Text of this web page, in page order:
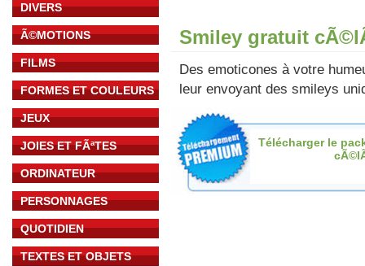
DIVERS
Ã©MOTIONS
FILMS
FORMES ET COULEURS
JEUX
JOIES ET FÃªTES
ORDINATEUR
PERSONNAGES
QUOTIDIEN
TEXTES ET OBJETS
Smiley gratuit
Des emoticones à votre
leur envoyant des smileys
Télécharger le